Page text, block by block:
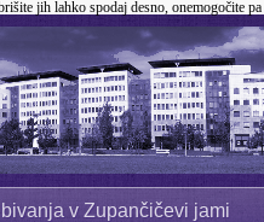
jih lahko spodaj desno, onemogočite
v Zupančičevi jami